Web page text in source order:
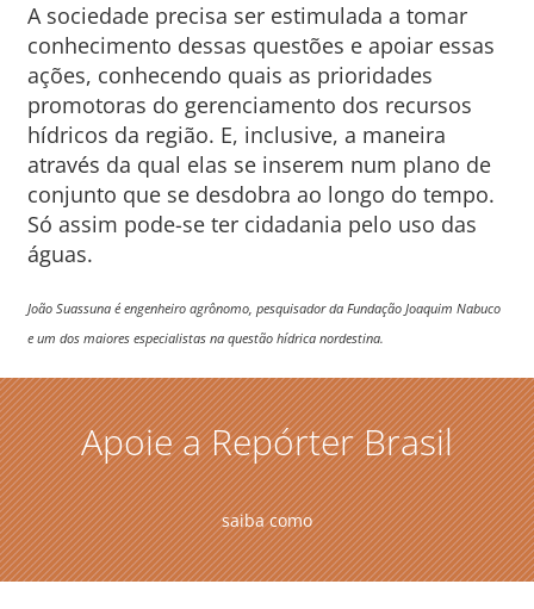
A sociedade precisa ser estimulada a tomar
conhecimento dessas questões e apoiar essas
ações, conhecendo quais as prioridades
promotoras do gerenciamento dos recursos
hídricos da região. E, inclusive, a maneira
através da qual elas se inserem num plano de
conjunto que se desdobra ao longo do tempo.
Só assim pode-se ter cidadania pelo uso das
águas.
João Suassuna é engenheiro agrônomo, pesquisador da Fundação Joaquim Nabuco
e um dos maiores especialistas na questão hídrica nordestina.
Apoie a Repórter Brasil
saiba como